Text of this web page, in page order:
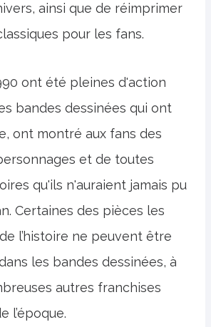
ainsi que de réimprimer
pour les fans.
ont été pleines d'action
bandes dessinées qui ont
ont montré aux fans des
et de toutes
qu'ils n'auraient jamais pu
Certaines des pièces les
l’histoire ne peuvent être
les bandes dessinées, à
autres franchises
l’époque.